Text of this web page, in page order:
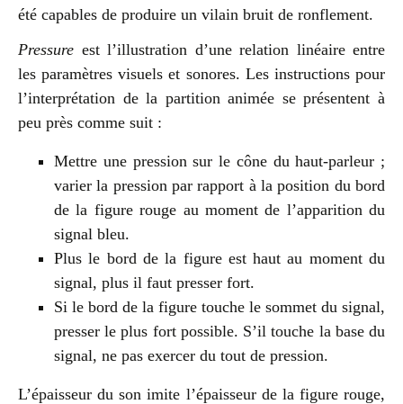
été capables de produire un vilain bruit de ronflement.
Pressure est l’illustration d’une relation linéaire entre
les paramètres visuels et sonores. Les instructions pour
l’interprétation de la partition animée se présentent à
peu près comme suit :
Mettre une pression sur le cône du haut-parleur ;
varier la pression par rapport à la position du bord
de la figure rouge au moment de l’apparition du
signal bleu.
Plus le bord de la figure est haut au moment du
signal, plus il faut presser fort.
Si le bord de la figure touche le sommet du signal,
presser le plus fort possible. S’il touche la base du
signal, ne pas exercer du tout de pression.
L’épaisseur du son imite l’épaisseur de la figure rouge,